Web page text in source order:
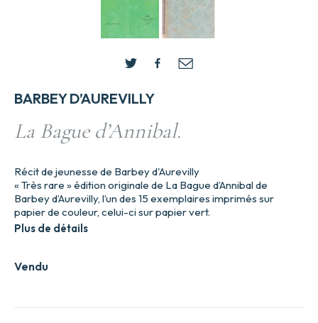
BARBEY D’AUREVILLY
La Bague d’Annibal.
Vendu
Récit de jeunesse de Barbey d'Aurevilly
« Très rare » édition originale de La Bague d’Annibal de
Barbey d’Aurevilly, l’un des 15 exemplaires imprimés sur
papier de couleur, celui-ci sur papier vert.
Plus de détails